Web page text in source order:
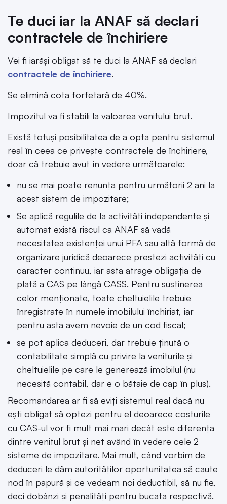
Te duci iar la ANAF să declari
contractele de închiriere
Vei fi iarăși obligat să te duci la ANAF să declari
contractele de închiriere.
Se elimină cota forfetară de 40%.
Impozitul va fi stabili la valoarea venitului brut.
Există totuși posibilitatea de a opta pentru sistemul
real în ceea ce privește contractele de închiriere,
doar că trebuie avut în vedere următoarele:
nu se mai poate renunța pentru următorii 2 ani la
acest sistem de impozitare;
Se aplică regulile de la activități independente și
automat există riscul ca ANAF să vadă
necesitatea existenței unui PFA sau altă formă de
organizare juridică deoarece prestezi activități cu
caracter continuu, iar asta atrage obligația de
plată a CAS pe lângă CASS. Pentru susținerea
celor menționate, toate cheltuielile trebuie
înregistrate în numele imobilului închiriat, iar
pentru asta avem nevoie de un cod fiscal;
se pot aplica deduceri, dar trebuie ținută o
contabilitate simplă cu privire la veniturile și
cheltuielile pe care le generează imobilul (nu
necesită contabil, dar e o bătaie de cap în plus).
Recomandarea ar fi să eviți sistemul real dacă nu
ești obligat să optezi pentru el deoarece costurile
cu CAS-ul vor fi mult mai mari decât este diferența
dintre venitul brut și net având în vedere cele 2
sisteme de impozitare. Mai mult, când vorbim de
deduceri le dăm autorităților oportunitatea să caute
nod în papură și ce vedeam noi deductibil, să nu fie,
deci dobânzi și penalități pentru bucata respectivă.